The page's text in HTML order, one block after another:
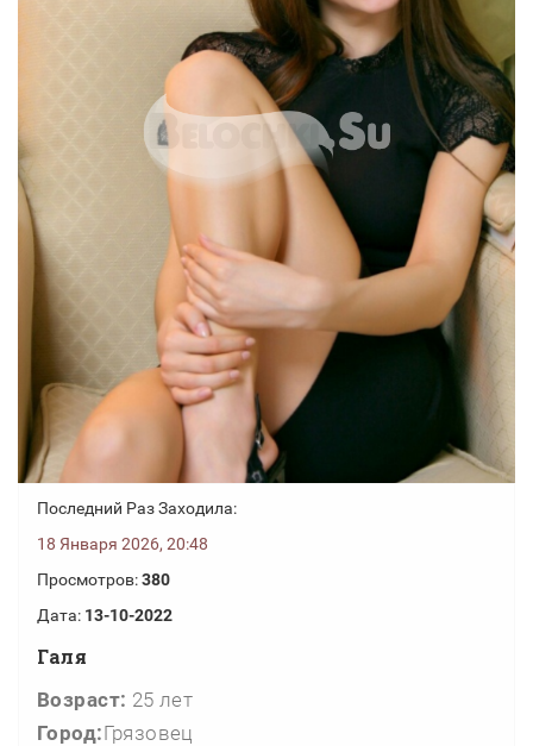
Последний Раз Заходила:
18 Января 2026, 20:48
Просмотров:380
Дата: 13-10-2022
Галя
Возраст: 25 лет
Город:Грязовец